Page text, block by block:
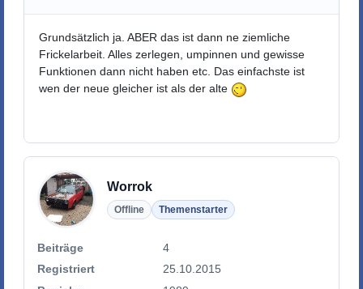
Grundsätzlich ja. ABER das ist dann ne ziemliche
Frickelarbeit. Alles zerlegen, umpinnen und gewisse
Funktionen dann nicht haben etc. Das einfachste ist
wen der neue gleicher ist als der alte
Worrok
Offline Themenstarter
Beiträge
4
Registriert
25.10.2015